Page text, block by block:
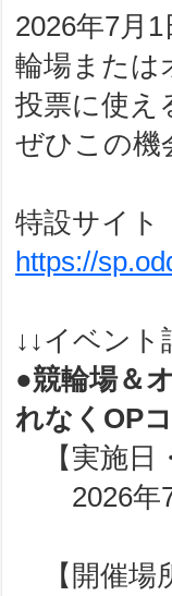
2026年7月
輪場または
投票に使え
ぜひこの機
特設サイト
https://
↓↓イベント
●競輪場＆
れなくOP
【実施日
2026年7
【開催場